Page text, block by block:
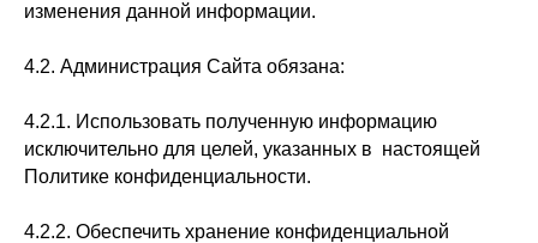
изменения данной информации.
4.2. Администрация Сайта обязана:
4.2.1. Использовать полученную информацию
исключительно для целей, указанных в настоящей
Политике конфиденциальности.
4.2.2. Обеспечить хранение конфиденциальной